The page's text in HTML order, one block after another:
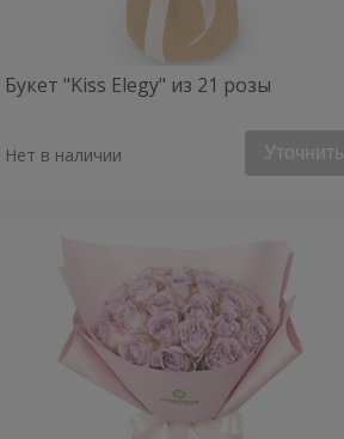
Букет "Kiss Elegy" из 21 розы
Нет в наличии Уточнить